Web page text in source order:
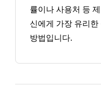
률이나 사용처 등
신에게 가장 유리
방법입니다.